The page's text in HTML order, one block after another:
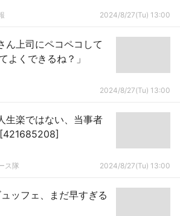
2024/8/27(Tu) 13:00
ん上司にペコペコして
よくできるね？」
2024/8/27(Tu) 13:00
生楽ではない、当事者
が語る苦悩の数々 [421685208]
ス隊 2024/8/27(Tu) 13:00
ュッフェ、まだ早すぎる